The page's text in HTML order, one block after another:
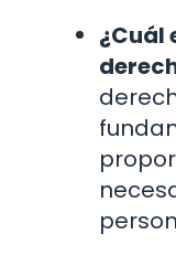
¿Cuál